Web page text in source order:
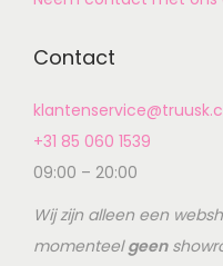
Contact
+31 85 060 1539
09:00 – 20:00
Wij zijn alleen een
momenteelgeen